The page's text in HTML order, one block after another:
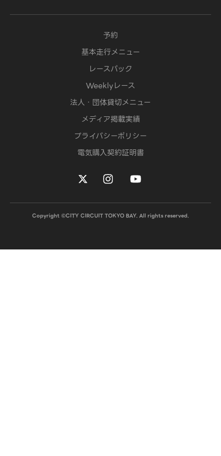
予約
基本走行メニュー
レースパック
Weeklyレース
法人・団体貸切メニュー
メディア掲載実績
プライバシーポリシー
電気購入契約証明書
Copyright ©CITY CIRCUIT TOKYO BAY. All rights reserved.